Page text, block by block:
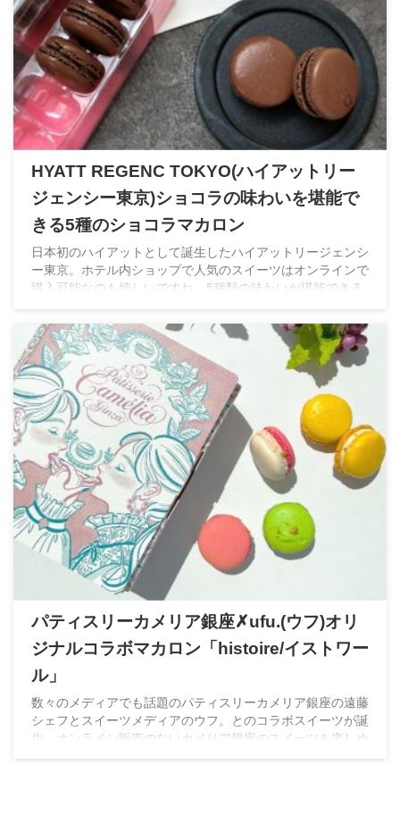
HYATT REGENC TOKYO(ハイアットリー
ジェンシー東京)ショコラの味わいを堪能で
きる5種のショコラマカロン
日本初のハイアットとして誕生したハイアットリージェンシ
ー東京。ホテル内ショップで人気のスイーツはオンラインで
購入可能なのも嬉しいですね。5種類の味わいが堪能できる
もぴったり♡
パティスリーカメリア銀座✗ufu.(ウフ)オリ
ジナルコラボマカロン「histoire/イストワー
ル」
数々のメディアでも話題のパティスリーカメリア銀座の遠藤
シェフとスイーツメディアのウフ。とのコラボスイーツが誕
生。オンライン販売のないカメリア銀座のスイーツを楽しめ